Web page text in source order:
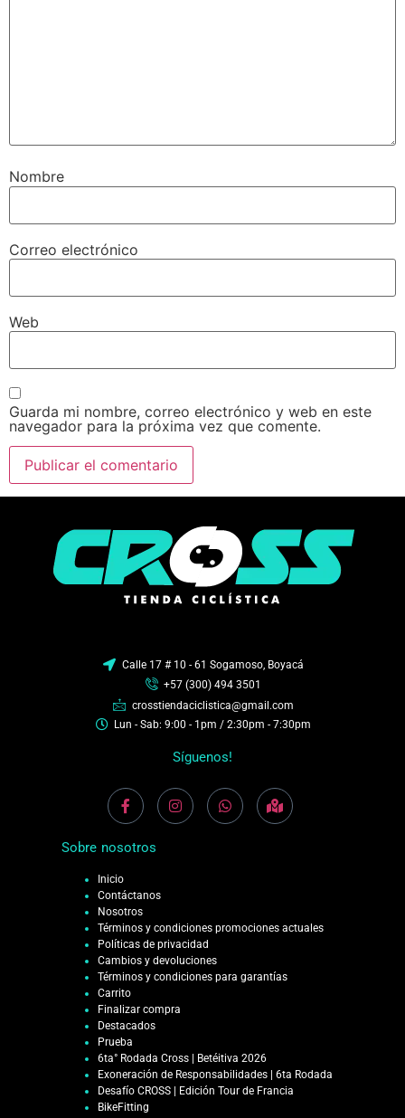
Nombre
Correo electrónico
Web
Guarda mi nombre, correo electrónico y web en este
navegador para la próxima vez que comente.
Calle 17 # 10 - 61 Sogamoso, Boyacá
+57 (300) 494 3501
crosstiendaciclistica@gmail.com
Lun - Sab: 9:00 - 1pm / 2:30pm - 7:30pm
Síguenos!
Sobre nosotros
Inicio
Contáctanos
Nosotros
Términos y condiciones promociones actuales
Políticas de privacidad
Cambios y devoluciones
Términos y condiciones para garantías
Carrito
Finalizar compra
Destacados
Prueba
6ta° Rodada Cross | Betéitiva 2026
Exoneración de Responsabilidades | 6ta Rodada
Desafío CROSS | Edición Tour de Francia
BikeFitting